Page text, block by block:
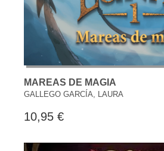
MAREAS DE MAGIA
GALLEGO GARCÍA, LAURA
10,95 €